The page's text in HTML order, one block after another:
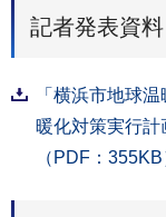
記者発表資料
「横浜市地球
暖化対策実行
（PDF：355KB